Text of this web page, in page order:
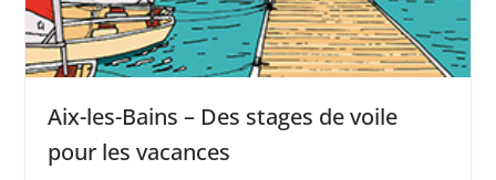
Aix-les-Bains – Des stages de voile
pour les vacances